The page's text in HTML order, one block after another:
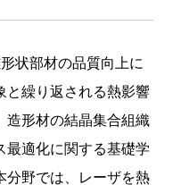
状部材の品質向上に
と繰り返される熱影響
造形材の結晶集合組織
最適化に関する基礎学
分野では、レーザを熱